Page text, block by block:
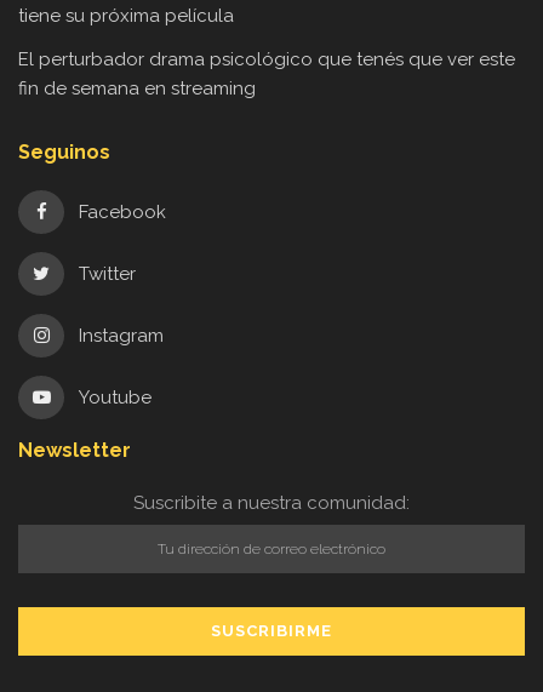
tiene su próxima película
El perturbador drama psicológico que tenés que ver este
fin de semana en streaming
Seguinos
Facebook
Twitter
Instagram
Youtube
Newsletter
Suscribite a nuestra comunidad: